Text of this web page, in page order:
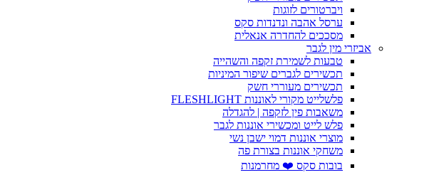
ויברטורים לזוגות
ערסל אהבה ונדנדות סקס
מסככים להחדרה אנאלית
אביזרי מין לגבר
טבעות לשמירת זקפה והשהייה
תכשירים לגברים שיפור המיניות
תכשירים מעוררי חשק
פלשלייט מקורי לאוננות FLESHLIGHT
משאבות פין לזקפה | להגדלה
פלש לייט ומכשירי אוננות לגבר
מוצרי אוננות דמוי ישבן נשי
משחקי אוננות בצורת פה
בובות סקס ❤️ מחרמנות